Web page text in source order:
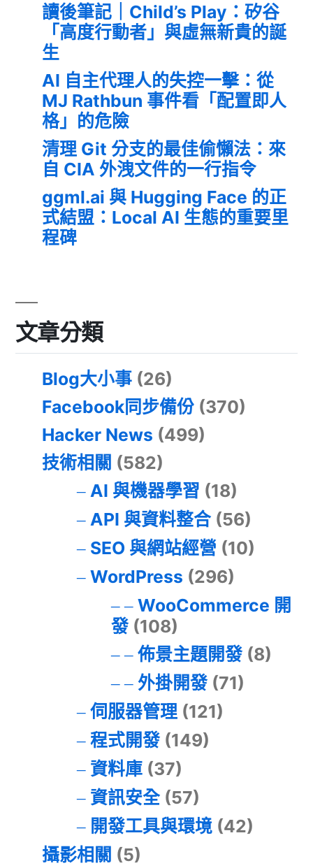
讀後筆記｜Child’s Play：矽谷
「高度行動者」與虛無新貴的誕
生
AI 自主代理人的失控一擊：從
MJ Rathbun 事件看「配置即人
格」的危險
清理 Git 分支的最佳偷懶法：來
自 CIA 外洩文件的一行指令
ggml.ai 與 Hugging Face 的正
式結盟：Local AI 生態的重要里
程碑
文章分類
Blog大小事 (26)
Facebook同步備份 (370)
Hacker News (499)
技術相關 (582)
AI 與機器學習 (18)
API 與資料整合(56)
SEO 與網站經營 (10)
WordPress (296)
WooCommerce 開
發(108)
佈景主題開發(8)
外掛開發(71)
伺服器管理(121)
程式開發(149)
資料庫(37)
資訊安全(57)
開發工具與環境(42)
攝影相關 (5)